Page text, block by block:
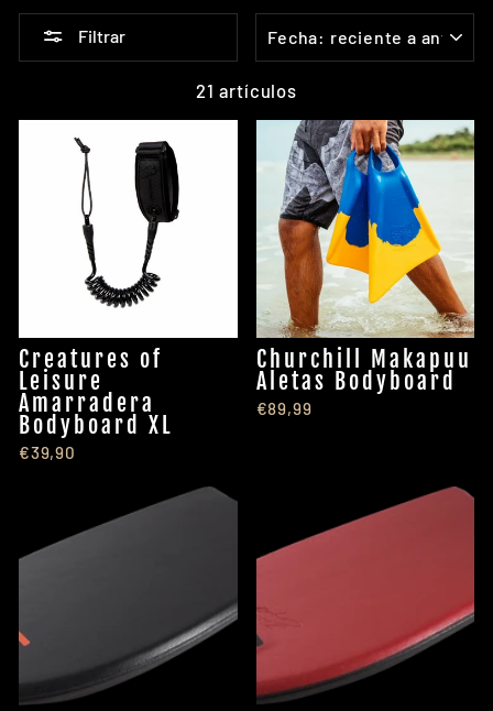
Filtrar
21 artículos
Creatures of
Leisure
Amarradera
Bodyboard XL
€39,90
Churchill Makapuu
Aletas Bodyboard
€89,99